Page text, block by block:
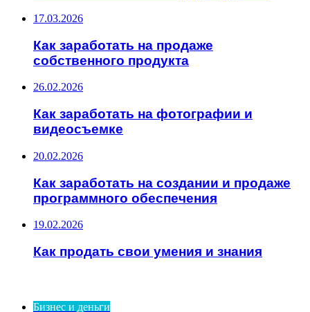
17.03.2026
Как заработать на продаже
собственного продукта
26.02.2026
Как заработать на фотографии и
видеосъемке
20.02.2026
Как заработать на создании и продаже
программного обеспечения
19.02.2026
Как продать свои умения и знания
Бизнес и деньги